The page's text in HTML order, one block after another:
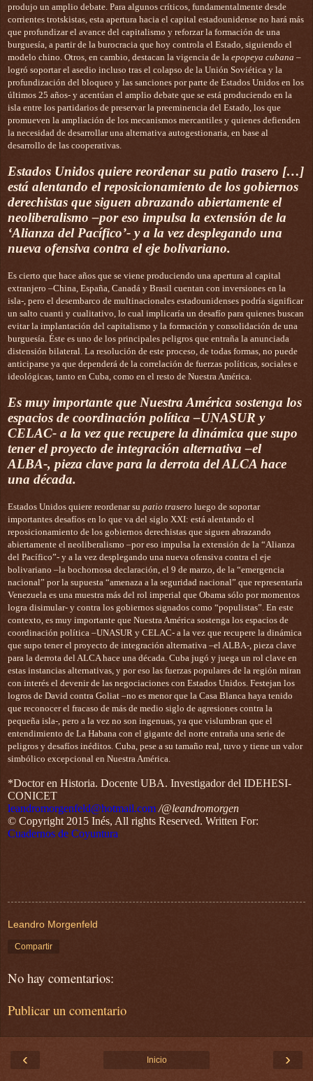
produjo un amplio debate. Para algunos críticos, fundamentalmente desde
corrientes trotskistas, esta apertura hacia el capital estadounidense no hará más
que profundizar el avance del capitalismo y reforzar la formación de una
burguesía, a partir de la burocracia que hoy controla el Estado, siguiendo el
modelo chino. Otros, en cambio, destacan la vigencia de la epopeya cubana –
logró soportar el asedio incluso tras el colapso de la Unión Soviética y la
profundización del bloqueo y las sanciones por parte de Estados Unidos en los
últimos 25 años- y acentúan el amplio debate que se está produciendo en la
isla entre los partidarios de preservar la preeminencia del Estado, los que
promueven la ampliación de los mecanismos mercantiles y quienes defienden
la necesidad de desarrollar una alternativa autogestionaria, en base al
desarrollo de las cooperativas.
Estados Unidos quiere reordenar su patio trasero […]
está alentando el reposicionamiento de los gobiernos
derechistas que siguen abrazando abiertamente el
neoliberalismo –por eso impulsa la extensión de la
‘Alianza del Pacífico’- y a la vez desplegando una
nueva ofensiva contra el eje bolivariano.
Es cierto que hace años que se viene produciendo una apertura al capital
extranjero –China, España, Canadá y Brasil cuentan con inversiones en la
isla-, pero el desembarco de multinacionales estadounidenses podría significar
un salto cuanti y cualitativo, lo cual implicaría un desafío para quienes buscan
evitar la implantación del capitalismo y la formación y consolidación de una
burguesía. Éste es uno de los principales peligros que entraña la anunciada
distensión bilateral. La resolución de este proceso, de todas formas, no puede
anticiparse ya que dependerá de la correlación de fuerzas políticas, sociales e
ideológicas, tanto en Cuba, como en el resto de Nuestra América.
Es muy importante que Nuestra América sostenga los
espacios de coordinación política –UNASUR y
CELAC- a la vez que recupere la dinámica que supo
tener el proyecto de integración alternativa –el
ALBA-, pieza clave para la derrota del ALCA hace
una década.
Estados Unidos quiere reordenar su patio trasero luego de soportar
importantes desafíos en lo que va del siglo XXI: está alentando el
reposicionamiento de los gobiernos derechistas que siguen abrazando
abiertamente el neoliberalismo –por eso impulsa la extensión de la “Alianza
del Pacífico”- y a la vez desplegando una nueva ofensiva contra el eje
bolivariano –la bochornosa declaración, el 9 de marzo, de la “emergencia
nacional” por la supuesta “amenaza a la seguridad nacional” que representaría
Venezuela es una muestra más del rol imperial que Obama sólo por momentos
logra disimular- y contra los gobiernos signados como “populistas”. En este
contexto, es muy importante que Nuestra América sostenga los espacios de
coordinación política –UNASUR y CELAC- a la vez que recupere la dinámica
que supo tener el proyecto de integración alternativa –el ALBA-, pieza clave
para la derrota del ALCA hace una década. Cuba jugó y juega un rol clave en
estas instancias alternativas, y por eso las fuerzas populares de la región miran
con interés el devenir de las negociaciones con Estados Unidos. Festejan los
logros de David contra Goliat –no es menor que la Casa Blanca haya tenido
que reconocer el fracaso de más de medio siglo de agresiones contra la
pequeña isla-, pero a la vez no son ingenuas, ya que vislumbran que el
entendimiento de La Habana con el gigante del norte entraña una serie de
peligros y desafíos inéditos. Cuba, pese a su tamaño real, tuvo y tiene un valor
simbólico excepcional en Nuestra América.
*Doctor en Historia. Docente UBA. Investigador del IDEHESI-
CONICET
leandromorgenfeld@hotmail.com /@leandromorgen
© Copyright 2015 Inés, All rights Reserved. Written For:
Cuadernos de Coyuntura
Leandro Morgenfeld
Compartir
No hay comentarios:
Publicar un comentario
‹ ›
Inicio